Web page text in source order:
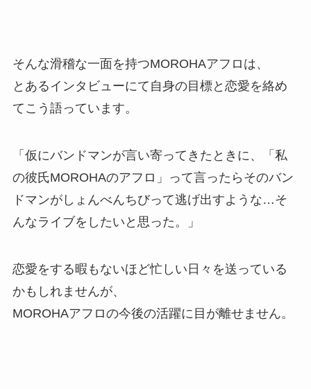
そんな滑稽な一面を持つMOROHAアフロは、
とあるインタビューにて自身の目標と恋愛を絡め
てこう語っています。
「仮にバンドマンが言い寄ってきたときに、「私
の彼氏MOROHAのアフロ」って言ったらそのバン
ドマンがしょんべんちびって逃げ出すような…そ
んなライブをしたいと思った。」
恋愛をする暇もないほど忙しい日々を送っている
かもしれませんが、
MOROHAアフロの今後の活躍に目が離せません。